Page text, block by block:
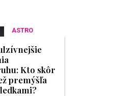
ASTRO
Kto skôr
premýšľa